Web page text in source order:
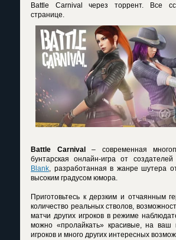
Battle Carnival через торрент. Все
странице.
Battle Carnival
– современная
бунтарская онлайн-игра от создателей
Blank, разработанная в жанре шутера
высоким градусом юмора.
Приготовьтесь к дерзким и отчаянным
количество реальных стволов,
матчи других игроков в режиме
можно «пролайкать» красивые, на ваш
игроков и много других интересных